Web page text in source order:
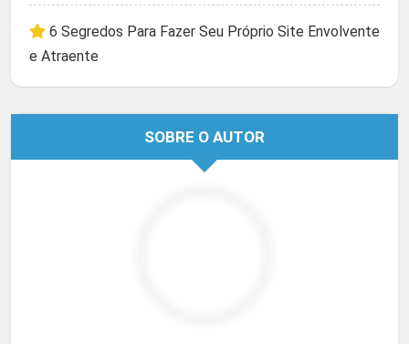
6 Segredos Para Fazer Seu Próprio Site Envolvente
e Atraente
SOBRE O AUTOR